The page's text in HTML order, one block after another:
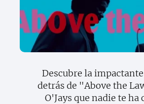
Descubre la
detrás de "Above the
O'Jays que nadie te ha